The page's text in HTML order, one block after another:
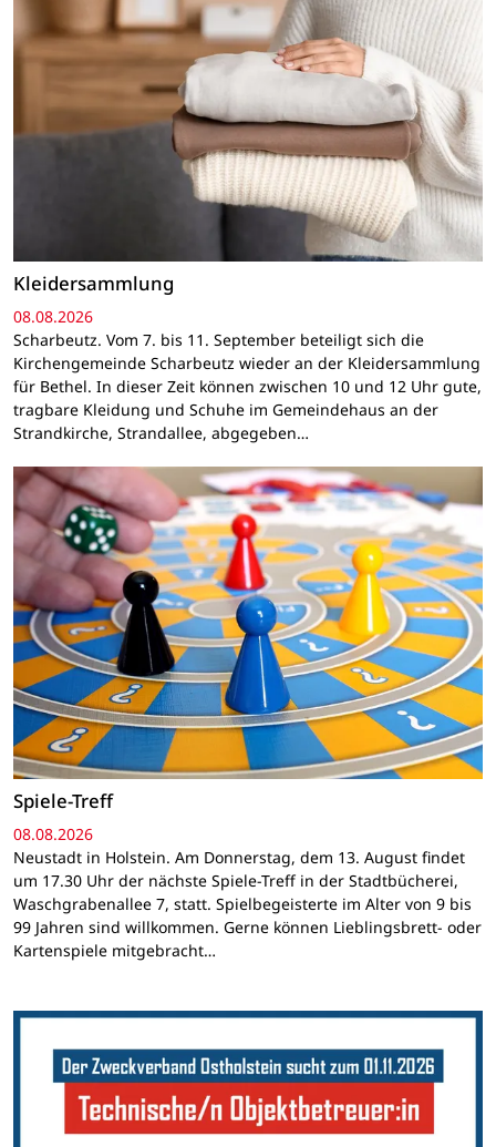
Kleidersammlung
08.08.2026
Scharbeutz. Vom 7. bis 11. September beteiligt sich die
Kirchengemeinde Scharbeutz wieder an der Kleidersammlung
für Bethel. In dieser Zeit können zwischen 10 und 12 Uhr gute,
tragbare Kleidung und Schuhe im Gemeindehaus an der
Strandkirche, Strandallee, abgegeben…
Spiele-Treff
08.08.2026
Neustadt in Holstein. Am Donnerstag, dem 13. August findet
um 17.30 Uhr der nächste Spiele-Treff in der Stadtbücherei,
Waschgrabenallee 7, statt. Spielbegeisterte im Alter von 9 bis
99 Jahren sind willkommen. Gerne können Lieblingsbrett- oder
Kartenspiele mitgebracht…